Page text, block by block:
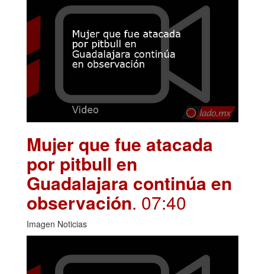
Mujer que fue atacada
por pitbull en
Guadalajara continúa en
observación. 07:40
Imagen Noticias